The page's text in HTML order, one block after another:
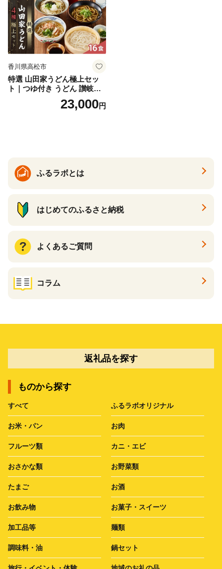
香川県高松市
特選 山田家うどん極上セッ
ト｜つゆ付き うどん 讃岐う
どん さぬきうどん 生麵 うど
んセット カレーうどん 生う
23,000円
ふるラボとは
はじめてのふるさと納税
よくあるご質問
コラム
返礼品を探す
ものから探す
すべて ふるラボオリジナル
お米・パン お肉
フルーツ類 カニ・エビ
おさかな類 お野菜類
たまご お酒
お飲み物 お菓子・スイーツ
加工品等 麺類
調味料・油 鍋セット